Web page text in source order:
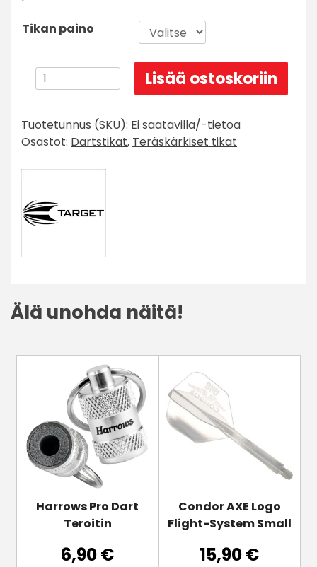
Tikan paino
Target
Japan
Muramatsu
Rising
Point
95%
Lisää ostoskoriin
Tuotetunnus (SKU): Ei saatavilla/-tietoa
Osastot: Dartstikat, Teräskärkiset tikat
Älä unohda näitä!
Harrows Pro Dart
Teroitin
6,90€
Condor AXE Logo
Flight-System Small
15,90€
Tällä
tuotteella
on
useampi
muunnelma.
tuotteen
sivulla.